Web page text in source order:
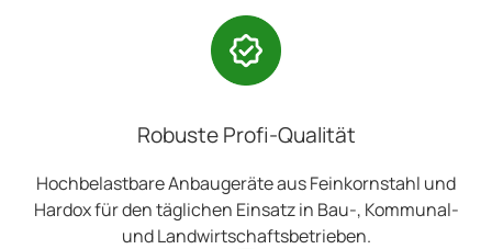
Robuste Profi-Qualität
Hochbelastbare Anbaugeräte aus Feinkornstahl und
Hardox für den täglichen Einsatz in Bau-, Kommunal-
und Landwirtschaftsbetrieben.